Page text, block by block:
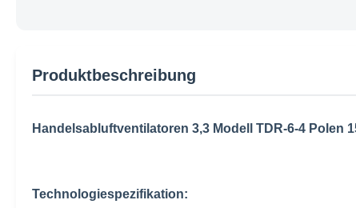
Produktbeschreibung
Handelsabluftventilatoren 3,3 Modell TDR-6-4 Polen
Technologiespezifikation: